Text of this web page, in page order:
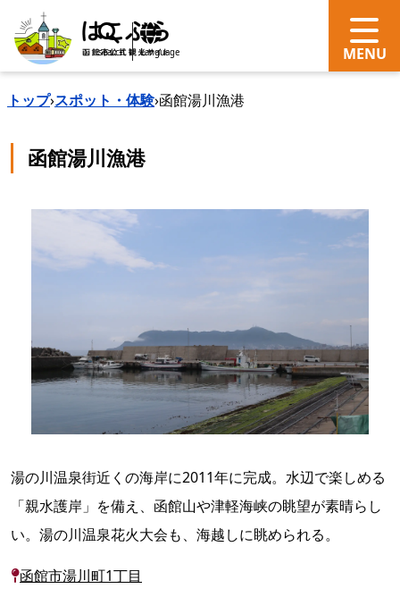
search Language
トップ›スポット・体験›函館湯川漁港
函館湯川漁港
湯の川温泉街近くの海岸に2011年に完成。水辺で楽しめる
「親水護岸」を備え、函館山や津軽海峡の眺望が素晴らし
い。湯の川温泉花火大会も、海越しに眺められる。
函館市湯川町1丁目